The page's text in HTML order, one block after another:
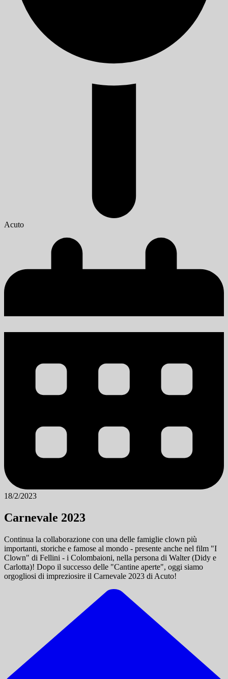
Acuto
18/2/2023
Carnevale 2023
Continua la collaborazione con una delle famiglie clown più
importanti, storiche e famose al mondo - presente anche nel film "I
Clown" di Fellini - i Colombaioni, nella persona di Walter (Didy e
Carlotta)! Dopo il successo delle "Cantine aperte", oggi siamo
orgogliosi di impreziosire il Carnevale 2023 di Acuto!